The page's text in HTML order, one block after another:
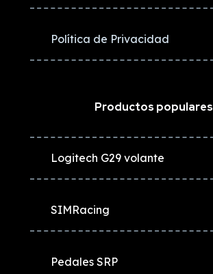
Política de Privacidad
Productos populares
Logitech G29 volante
SIMRacing
Pedales SRP